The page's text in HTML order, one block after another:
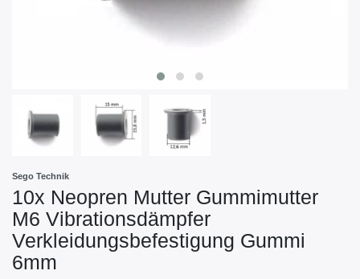
Sego Technik
10x Neopren Mutter Gummimutter
M6 Vibrationsdämpfer
Verkleidungsbefestigung Gummi
6mm